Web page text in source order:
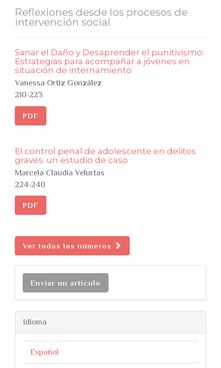
Reflexiones desde los procesos de
intervención social
Sanar el Daño y Desaprender el punitivismo:
Estrategias para acompañar a jóvenes en
situación de internamiento
Vanessa Ortiz González
210-223
PDF
El control penal de adolescente en delitos
graves. un estudio de caso
Marcela Claudia Velurtas
224-240
PDF
Ver todos los números
Enviar un artículo
Idioma
Español